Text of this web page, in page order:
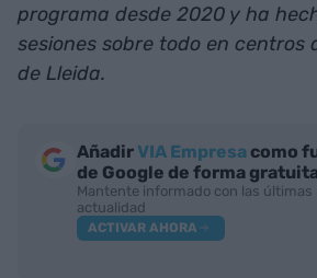
programa desde 2020 y ha
sesiones sobre todo en centros
de Lleida.
AñadirVIA Empresa como
de Google de forma
Mantente informado con las últimas
actualidad
ACTIVAR AHORA